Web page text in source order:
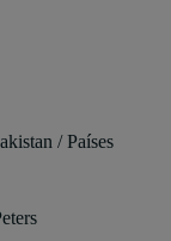
/ Países